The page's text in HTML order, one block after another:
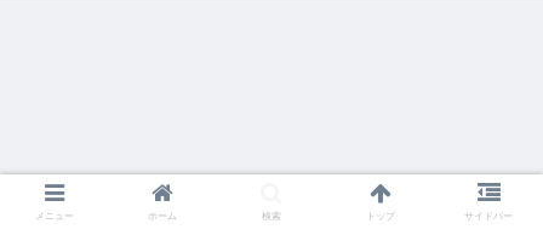
メニュー ホーム 検索 トップ サイドバー